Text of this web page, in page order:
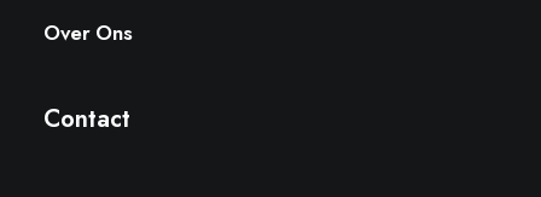
Over Ons
Contact